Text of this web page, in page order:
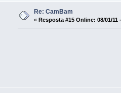
Re: CamBam
«Resposta #15 Online: 08/01/11